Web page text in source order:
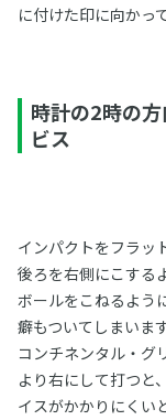
に付けた印に向かっ
時計の2時の
ビス
インパクトをフラッ
後ろを右側にこする
ボールをこねるよう
癖もついてしまいます
コンチネンタル・グ
より右にして打つと
イスがかかりにくい